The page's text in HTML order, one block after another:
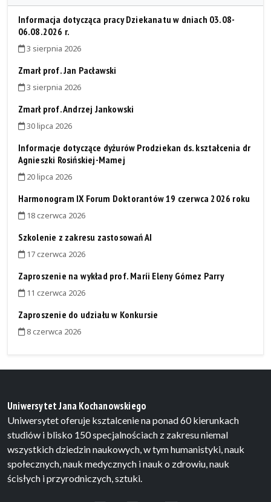
Informacja dotycząca pracy Dziekanatu w dniach 03.08-
06.08.2026 r.
3 sierpnia 2026
Zmarł prof. Jan Pacławski
3 sierpnia 2026
Zmarł prof. Andrzej Jankowski
30 lipca 2026
Informacje dotyczące dyżurów Prodziekan ds. kształcenia dr
Agnieszki Rosińskiej-Mamej
20 lipca 2026
Harmonogram IX Forum Doktorantów 19 czerwca 2026 roku
18 czerwca 2026
Szkolenie z zakresu zastosowań AI
17 czerwca 2026
Zaproszenie na wykład prof. Maríi Eleny Gómez Parry
11 czerwca 2026
Zaproszenie do udziału w Konkursie
8 czerwca 2026
Uniwersytet Jana Kochanowskiego
Uniwersytet oferuje ksztalcenie na ponad 60 kierunkach
studiów i blisko 150 specjalnościach z zakresu niemal
wszystkich dziedzin naukowych, w tym humanistyki, nauk
społecznych, nauk medycznych i nauk o zdrowiu, nauk
ścisłych i przyrodniczych, sztuki.